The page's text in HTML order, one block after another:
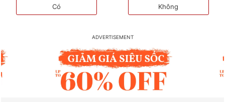
Có Không